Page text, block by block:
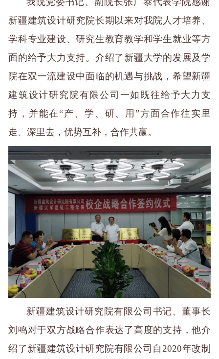
新疆建筑设计研究院长期以来对我院人才培养、
学科专业建设、研究生教育教学和学生就业等方
面的给予大力支持。介绍了 新疆大学的发展及学
院在双一流建设中面临的机遇与挑战， 希望新疆
建筑设计研究院有限公司 一如既往给予大力支
持，并能在“产、学、研、用”方面合作往实里
走、深里去，优势互补，合作共赢。
新疆建筑设计研究院有限公司书记、董事长
刘鸣对于双方战略合作表达了高度的支持，他介
绍了新疆建筑设计研究院有限公司自2020年改制